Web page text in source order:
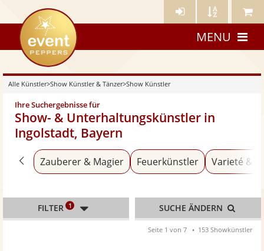
Künstler- Künstler Meine
eventpeppers
MENU
Alle Künstler>Show Künstler & Tänzer>Show Künstler
Ihre Suchergebnisse für
Show- & Unterhaltungskünstler in
Ingolstadt, Bayern
Zurück zu «Show Künstler & Tänzer»
Zauberer & Magier Feuerkünstler Varieté &
FILTER 1 SUCHE ÄNDERN
Seite 1 von 7 153 Showkünstler